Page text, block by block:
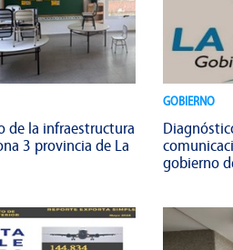
de la infraestructura
3 provincia de La
GOBIERNO
gobierno